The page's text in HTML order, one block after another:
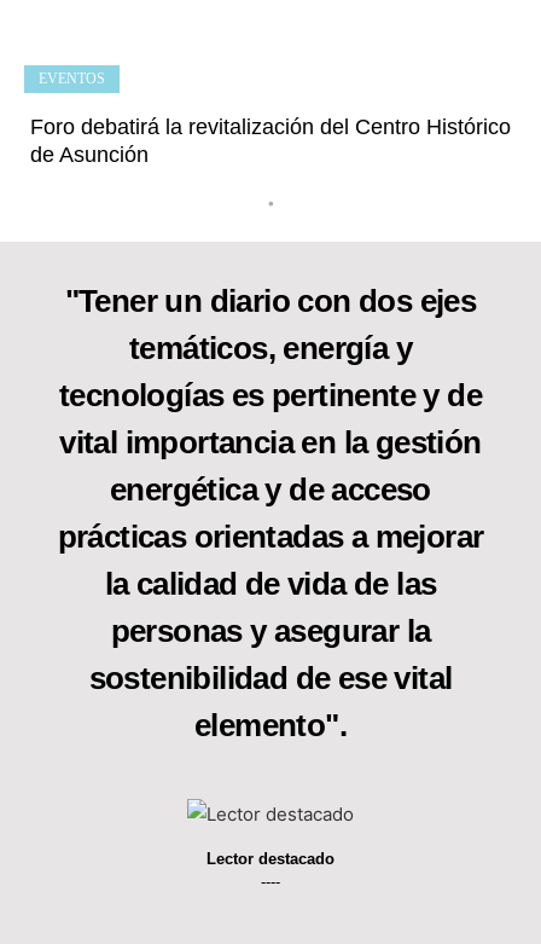
Foro debatirá la revitalización del Centro Histórico
de Asunción
•
EVENTOS
"Tener un diario con dos ejes
temáticos, energía y
tecnologías es pertinente y de
vital importancia en la gestión
energética y de acceso
prácticas orientadas a mejorar
la calidad de vida de las
personas y asegurar la
sostenibilidad de ese vital
elemento".
Lector destacado
----